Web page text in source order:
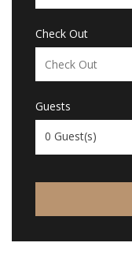
Check Out
Guests
0 Guest(s)